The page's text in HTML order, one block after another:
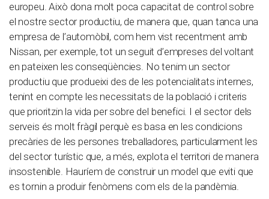
europeu. Això dona molt poca capacitat de control sobre
el nostre sector productiu, de manera que, quan tanca una
empresa de l’automòbil, com hem vist recentment amb
Nissan, per exemple, tot un seguit d’empreses del voltant
en pateixen les conseqüències. No tenim un sector
productiu que produeixi des de les potencialitats internes,
tenint en compte les necessitats de la població i criteris
que prioritzin la vida per sobre del benefici. I el sector dels
serveis és molt fràgil perquè es basa en les condicions
precàries de les persones treballadores, particularment les
del sector turístic que, a més, explota el territori de manera
insostenible. Hauríem de construir un model que eviti que
es tornin a produir fenòmens com els de la pandèmia.